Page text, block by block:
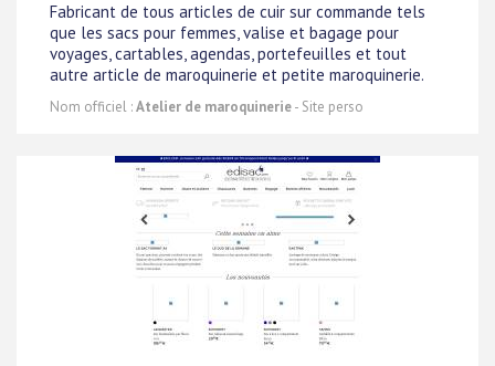
Fabricant de tous articles de cuir sur commande tels
que les sacs pour femmes, valise et bagage pour
voyages, cartables, agendas, portefeuilles et tout
autre article de maroquinerie et petite maroquinerie.
Nom officiel :Atelier de maroquinerie- Site perso